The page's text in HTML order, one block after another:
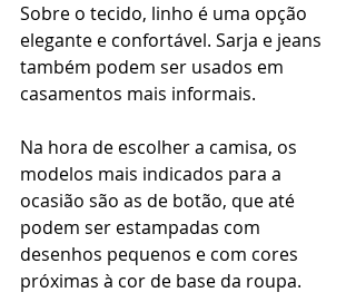
Sobre o tecido, linho é uma opção
elegante e confortável. Sarja e jeans
também podem ser usados em
casamentos mais informais.
Na hora de escolher a camisa, os
modelos mais indicados para a
ocasião são as de botão, que até
podem ser estampadas com
desenhos pequenos e com cores
próximas à cor de base da roupa.